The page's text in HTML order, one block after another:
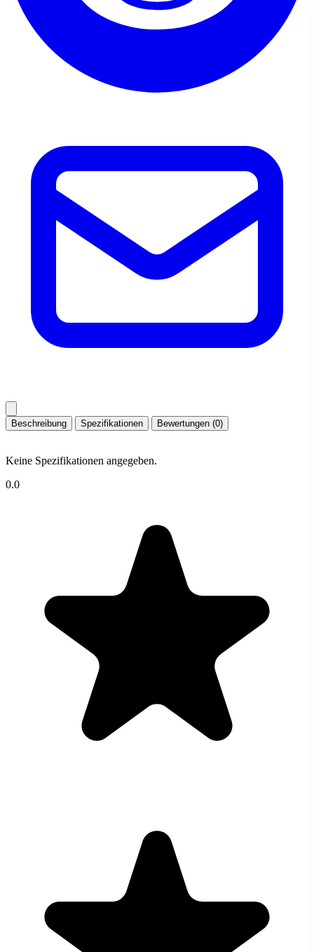
Beschreibung Spezifikationen Bewertungen (0)
Keine Spezifikationen angegeben.
0.0